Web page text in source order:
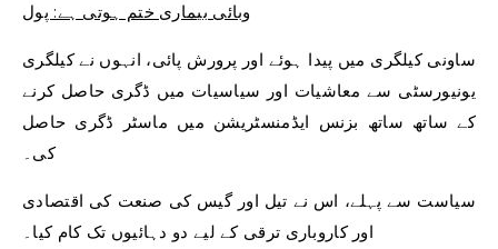
وبائی بیماری ختم ہوتی ہے: پول
ساونی کیلگری میں پیدا ہوئے اور پرورش پائی، انہوں نے کیلگری
یونیورسٹی سے معاشیات اور سیاسیات میں ڈگری حاصل کرنے
کے ساتھ ساتھ بزنس ایڈمنسٹریشن میں ماسٹر ڈگری حاصل
کی۔
سیاست سے پہلے، اس نے تیل اور گیس کی صنعت کی اقتصادی
اور کاروباری ترقی کے لیے دو دہائیوں تک کام کیا۔